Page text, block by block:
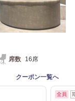
席数 16席
クーポン一覧へ
全員